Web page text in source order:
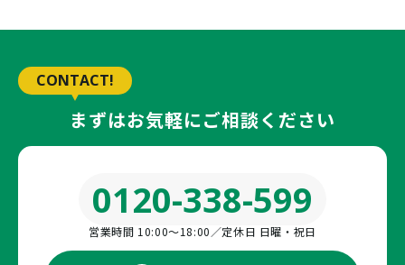
CONTACT!
まずはお気軽にご相談ください
0120-338-599
営業時間 10:00〜18:00／定休日 日曜・祝日